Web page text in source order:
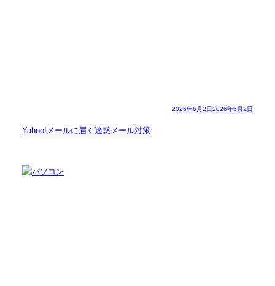
2026年6月2日2026年6月2日
Yahoo!メールに届く迷惑メール対策